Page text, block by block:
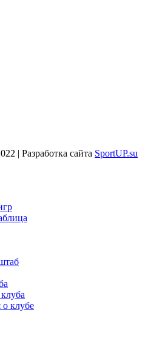
| Разработка сайта SportUP.su
клубе